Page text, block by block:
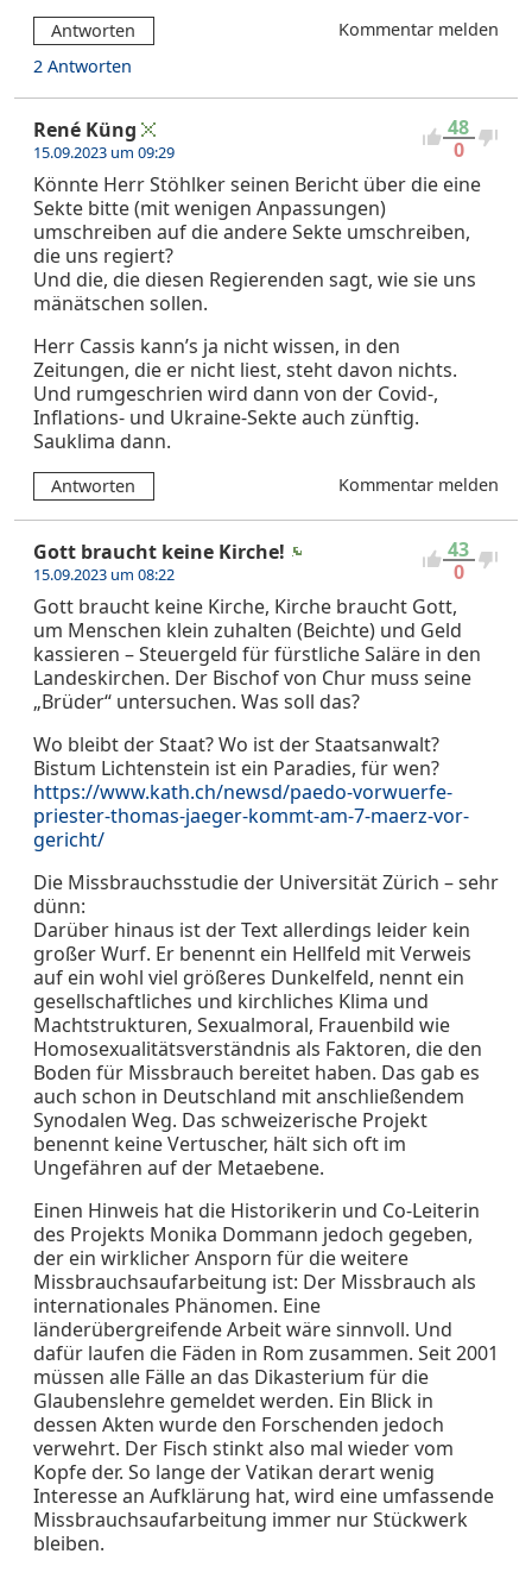
Antworten
Kommentar melden
2 Antworten
48
0
René Küng
15.09.2023 um 09:29
Könnte Herr Stöhlker seinen Bericht über die eine
Sekte bitte (mit wenigen Anpassungen)
umschreiben auf die andere Sekte umschreiben,
die uns regiert?
Und die, die diesen Regierenden sagt, wie sie uns
mänätschen sollen.
Herr Cassis kann’s ja nicht wissen, in den
Zeitungen, die er nicht liest, steht davon nichts.
Und rumgeschrien wird dann von der Covid-,
Inflations- und Ukraine-Sekte auch zünftig.
Sauklima dann.
Antworten Kommentar melden
43
0
Gott braucht keine Kirche!
15.09.2023 um 08:22
Gott braucht keine Kirche, Kirche braucht Gott,
um Menschen klein zuhalten (Beichte) und Geld
kassieren – Steuergeld für fürstliche Saläre in den
Landeskirchen. Der Bischof von Chur muss seine
„Brüder“ untersuchen. Was soll das?
Wo bleibt der Staat? Wo ist der Staatsanwalt?
Bistum Lichtenstein ist ein Paradies, für wen?
https://www.kath.ch/newsd/paedo-vorwuerfe-
priester-thomas-jaeger-kommt-am-7-maerz-vor-
gericht/
Die Missbrauchsstudie der Universität Zürich – sehr
dünn:
Darüber hinaus ist der Text allerdings leider kein
großer Wurf. Er benennt ein Hellfeld mit Verweis
auf ein wohl viel größeres Dunkelfeld, nennt ein
gesellschaftliches und kirchliches Klima und
Machtstrukturen, Sexualmoral, Frauenbild wie
Homosexualitätsverständnis als Faktoren, die den
Boden für Missbrauch bereitet haben. Das gab es
auch schon in Deutschland mit anschließendem
Synodalen Weg. Das schweizerische Projekt
benennt keine Vertuscher, hält sich oft im
Ungefähren auf der Metaebene.
Einen Hinweis hat die Historikerin und Co-Leiterin
des Projekts Monika Dommann jedoch gegeben,
der ein wirklicher Ansporn für die weitere
Missbrauchsaufarbeitung ist: Der Missbrauch als
internationales Phänomen. Eine
länderübergreifende Arbeit wäre sinnvoll. Und
dafür laufen die Fäden in Rom zusammen. Seit 2001
müssen alle Fälle an das Dikasterium für die
Glaubenslehre gemeldet werden. Ein Blick in
dessen Akten wurde den Forschenden jedoch
verwehrt. Der Fisch stinkt also mal wieder vom
Kopfe der. So lange der Vatikan derart wenig
Interesse an Aufklärung hat, wird eine umfassende
Missbrauchsaufarbeitung immer nur Stückwerk
bleiben.